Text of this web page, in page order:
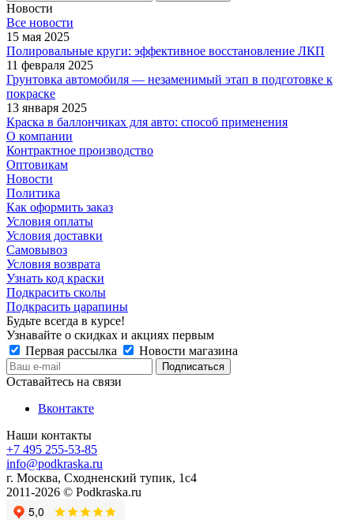
Новости
Все новости
15 мая 2025
Полировальные круги: эффективное восстановление ЛКП
11 февраля 2025
Грунтовка автомобиля — незаменимый этап в подготовке к
покраске
13 января 2025
Краска в баллончиках для авто: способ применения
О компании
Контрактное производство
Оптовикам
Новости
Политика
Как оформить заказ
Условия оплаты
Условия доставки
Самовывоз
Условия возврата
Узнать код краски
Подкрасить сколы
Подкрасить царапины
Будьте всегда в курсе!
Узнавайте о скидках и акциях первым
Первая рассылка
Новости магазина
Оставайтесь на связи
Вконтакте
Наши контакты
+7 495 255-53-85
info@podkraska.ru
г. Москва, Сходненский тупик, 1с4
2011-2026 © Podkraska.ru